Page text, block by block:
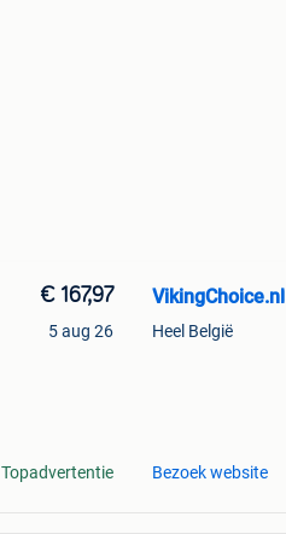
€ 167,97
5 aug 26
Topadvertentie
VikingChoice.nl
Heel België
Bezoek website